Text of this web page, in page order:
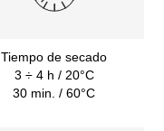
Tiempo de secado
3 ÷ 4 h / 20°C
30 min. / 60°C